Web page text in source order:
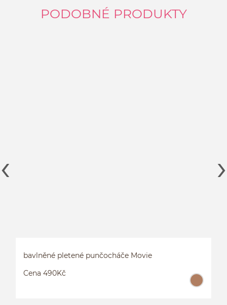
PODOBNÉ PRODUKTY
bavlněné pletené punčocháče Movie
Cena 490Kč